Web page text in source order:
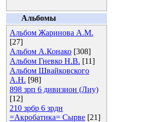
Альбомы
Альбом Жаринова А.М.
[27]
Альбом А.Конако [308]
Альбом Гневко Н.В. [11]
Альбом Швайковского
А.Н. [98]
898 зрп 6 дивизион (Лиу)
[12]
210 зрбр 6 зрдн
=Акробатика= Сырве [21]